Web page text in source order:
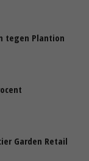
tegen Plantion
Garden Retail